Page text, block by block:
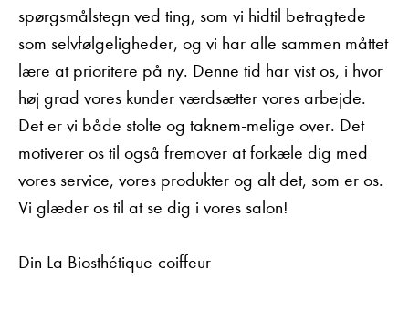
spørgsmålstegn ved ting, som vi hidtil betragtede
som selvfølgeligheder, og vi har alle sammen måttet
lære at prioritere på ny. Denne tid har vist os, i hvor
høj grad vores kunder værdsætter vores arbejde.
Det er vi både stolte og taknem-melige over. Det
motiverer os til også fremover at forkæle dig med
vores service, vores produkter og alt det, som er os.
Vi glæder os til at se dig i vores salon!
Din La Biosthétique-coiffeur